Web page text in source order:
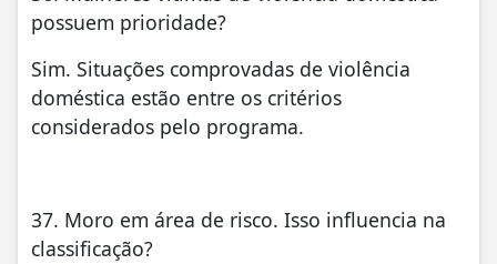
possuem prioridade?
Sim. Situações comprovadas de violência
doméstica estão entre os critérios
considerados pelo programa.
37. Moro em área de risco. Isso influencia na
classificação?